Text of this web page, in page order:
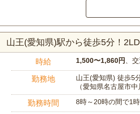
山王(愛知県)駅から徒歩5分！
時給 1,500〜1,860円 、
勤務地
山王(愛知県) 徒歩5
（愛知県名古屋市中
勤務時間 8時～20時の間で1